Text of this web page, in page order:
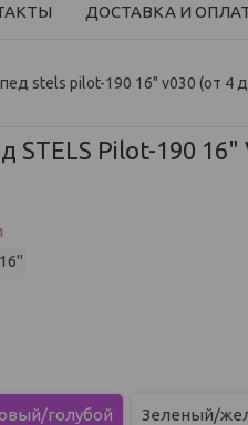
ДОСТАВКА И
stels pilot-190 16" v030 (от 4
STELS Pilot-190 16"
голубой Зеленый/